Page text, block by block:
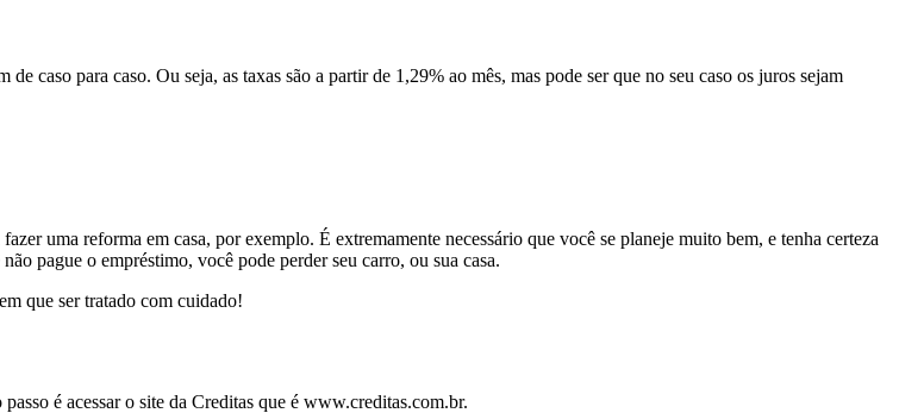
caso para caso. Ou seja, as taxas são a partir de 1,29% ao mês, mas pode ser que no seu caso os juros sejam
fazer uma reforma em casa, por exemplo. É extremamente necessário que você se planeje muito bem, e tenha certeza
pague o empréstimo, você pode perder seu carro, ou sua casa.
que ser tratado com cuidado!
é acessar o site da Creditas que é www.creditas.com.br.